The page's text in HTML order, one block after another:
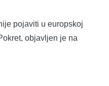
pojaviti u europskoj
objavljen je na